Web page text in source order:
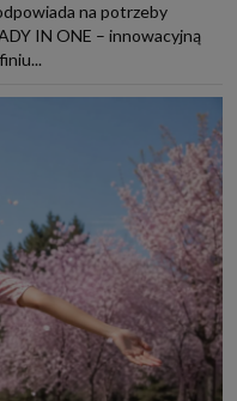
na potrzeby
IN ONE – innowacyjną